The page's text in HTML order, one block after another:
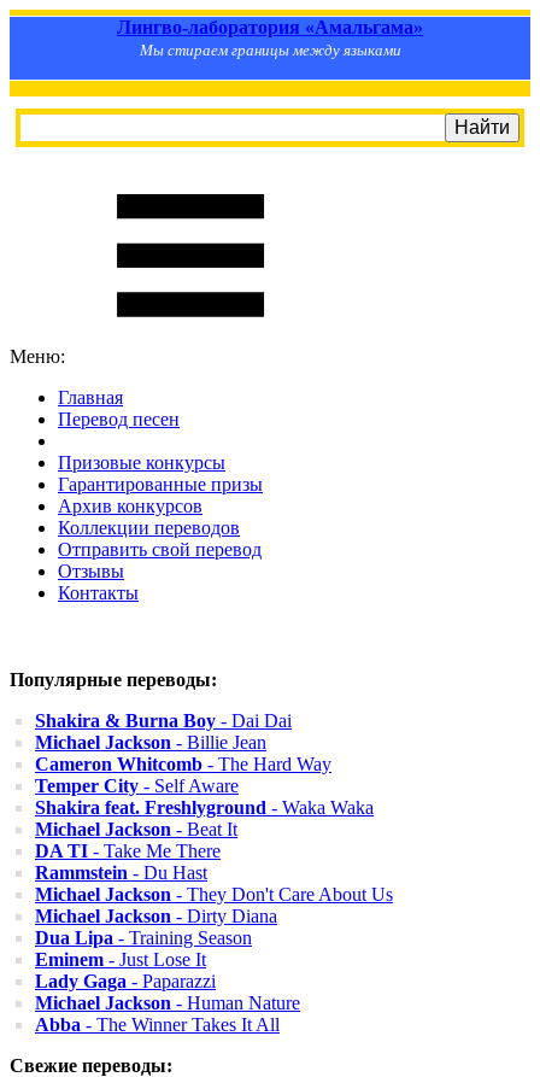
Лингво-лаборатория «Амальгама»
Мы стираем границы между языками
Меню:
Главная
Перевод песен
Призовые конкурсы
Гарантированные призы
Архив конкурсов
Коллекции переводов
Отправить свой перевод
Отзывы
Контакты
Популярные переводы:
Shakira & Burna Boy - Dai Dai
Michael Jackson - Billie Jean
Cameron Whitcomb - The Hard Way
Temper City - Self Aware
Shakira feat. Freshlyground - Waka Waka
Michael Jackson - Beat It
DA TI - Take Me There
Rammstein - Du Hast
Michael Jackson - They Don't Care About Us
Michael Jackson - Dirty Diana
Dua Lipa - Training Season
Eminem - Just Lose It
Lady Gaga - Paparazzi
Michael Jackson - Human Nature
Abba - The Winner Takes It All
Свежие переводы: